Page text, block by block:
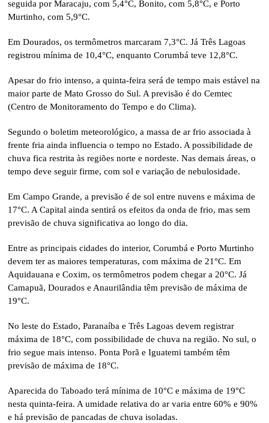
seguida por Maracaju, com 5,4°C, Bonito, com 5,8°C, e Porto
Murtinho, com 5,9°C.
Em Dourados, os termômetros marcaram 7,3°C. Já Três Lagoas
registrou mínima de 10,4°C, enquanto Corumbá teve 12,8°C.
Apesar do frio intenso, a quinta-feira será de tempo mais estável na
maior parte de Mato Grosso do Sul. A previsão é do Cemtec
(Centro de Monitoramento do Tempo e do Clima).
Segundo o boletim meteorológico, a massa de ar frio associada à
frente fria ainda influencia o tempo no Estado. A possibilidade de
chuva fica restrita às regiões norte e nordeste. Nas demais áreas, o
tempo deve seguir firme, com sol e variação de nebulosidade.
Em Campo Grande, a previsão é de sol entre nuvens e máxima de
17°C. A Capital ainda sentirá os efeitos da onda de frio, mas sem
previsão de chuva significativa ao longo do dia.
Entre as principais cidades do interior, Corumbá e Porto Murtinho
devem ter as maiores temperaturas, com máxima de 21°C. Em
Aquidauana e Coxim, os termômetros podem chegar a 20°C. Já
Camapuã, Dourados e Anaurilândia têm previsão de máxima de
19°C.
No leste do Estado, Paranaíba e Três Lagoas devem registrar
máxima de 18°C, com possibilidade de chuva na região. No sul, o
frio segue mais intenso. Ponta Porã e Iguatemi também têm
previsão de máxima de 18°C.
Aparecida do Taboado terá mínima de 10°C e máxima de 19°C
nesta quinta-feira. A umidade relativa do ar varia entre 60% e 90%
e há previsão de pancadas de chuva isoladas.